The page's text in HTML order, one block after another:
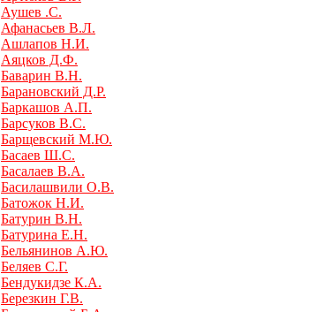
Аушев .С.
Афанасьев В.Л.
Ашлапов Н.И.
Аяцков Д.Ф.
Баварин В.Н.
Барановский Д.Р.
Баркашов А.П.
Барсуков В.С.
Барщевский М.Ю.
Басаев Ш.С.
Басалаев В.А.
Басилашвили О.В.
Батожок Н.И.
Батурин В.Н.
Батурина Е.Н.
Бельянинов А.Ю.
Беляев С.Г.
Бендукидзе К.А.
Березкин Г.В.